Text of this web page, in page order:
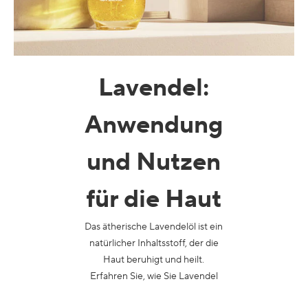
Lavendel:
Anwendung
und Nutzen
für die Haut
Das ätherische Lavendelöl ist ein
natürlicher Inhaltsstoff, der die
Haut beruhigt und heilt.
Erfahren Sie, wie Sie Lavendel